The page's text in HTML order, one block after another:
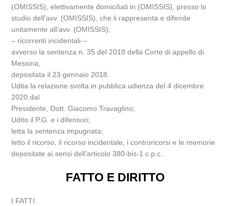
(OMISSIS), elettivamente domiciliati in (OMISSIS), presso lo
studio dell’avv. (OMISSIS), che li rappresenta e difende
unitamente all’avv. (OMISSIS);
– ricorrenti incidentali –
avverso la sentenza n. 35 del 2018 della Corte di appello di
Messina,
depositata il 23 gennaio 2018.
Udita la relazione svolta in pubblica udienza del 4 dicembre
2020 dal
Presidente, Dott. Giacomo Travaglino;
Udito il P.G. e i difensori;
letta la sentenza impugnata;
letto il ricorso, il ricorso incidentale, i controricorsi e le memorie
depositate ai sensi dell’articolo 380-bis-1 c.p.c..
FATTO E DIRITTO
I FATTI.